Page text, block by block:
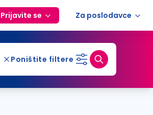
Prijavite se Za poslodavce
Poništite filtere